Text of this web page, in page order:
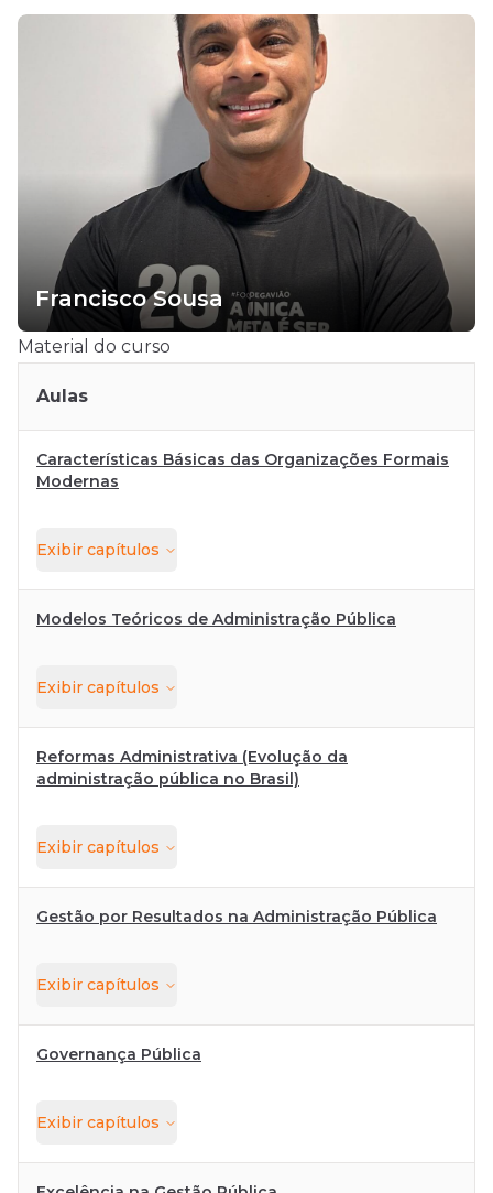
Francisco Sousa
Material do curso
Aulas
Características Básicas das Organizações Formais
Modernas
Exibir capítulos
Modelos Teóricos de Administração Pública
Exibir capítulos
Reformas Administrativa (Evolução da
administração pública no Brasil)
Exibir capítulos
Gestão por Resultados na Administração Pública
Exibir capítulos
Governança Pública
Exibir capítulos